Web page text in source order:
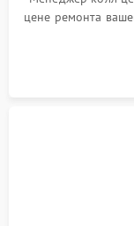
цене ремонта